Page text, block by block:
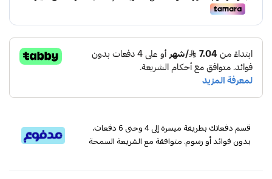
قسم دفعاتك بطريقة ميسرة إلى 4 وحتى 6 دفعات،
بدون فوائد أو رسوم. متوافقة مع الشريعة السمحة